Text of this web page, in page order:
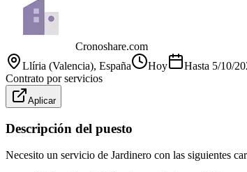
Cronoshare.com
Llíria (Valencia), España Hoy Hasta 5/10/
Contrato por servicios
Aplicar
Descripción del puesto
Necesito un servicio de Jardinero con las siguientes